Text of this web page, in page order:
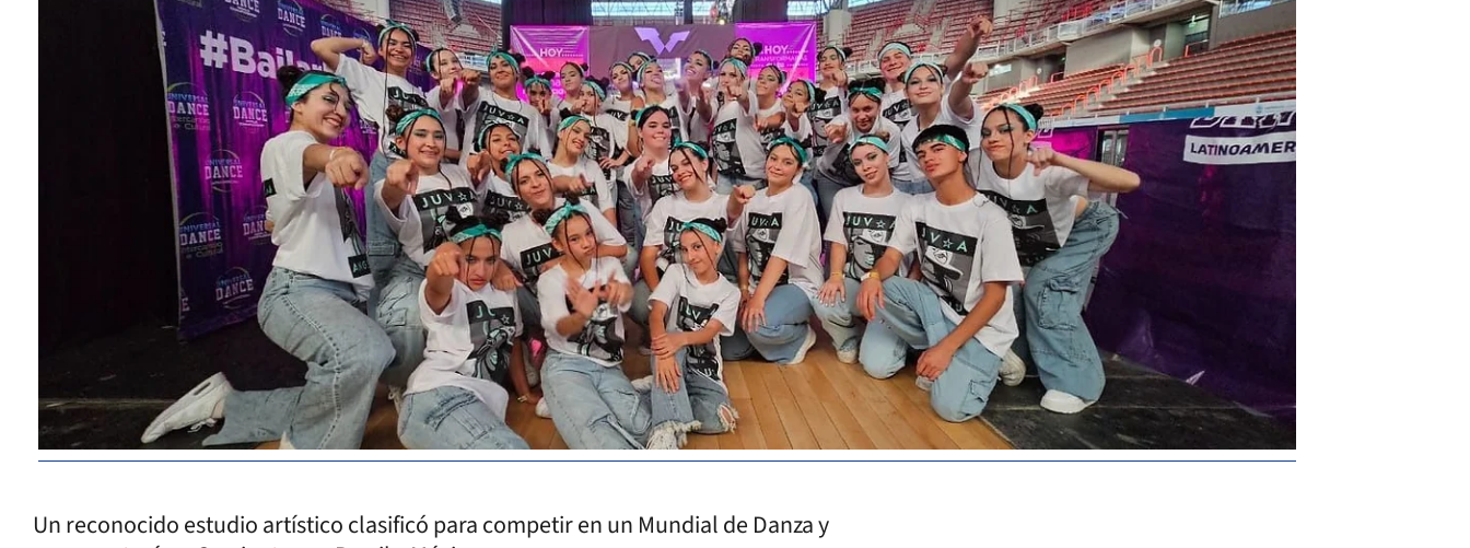
Un reconocido estudio artístico clasificó para competir en un Mundial de Danza y